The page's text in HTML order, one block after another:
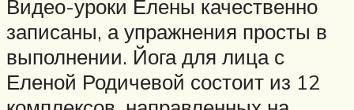
Видео-уроки Елены качественно
записаны, а упражнения просты в
выполнении. Йога для лица с
Еленой Родичевой состоит из 12